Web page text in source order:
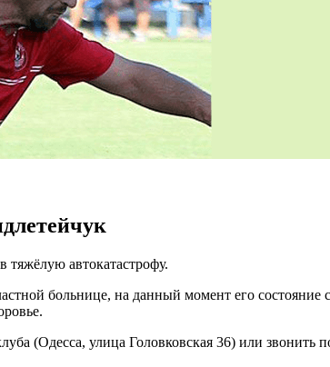
автокатастрофу.
больнице, на данный момент его состояние
(Одесса, улица Головковская 36) или звонить